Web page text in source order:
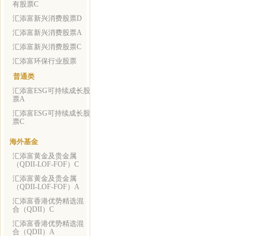
有股票C
汇添富新兴消费股票D
汇添富新兴消费股票A
汇添富新兴消费股票C
汇添富环保行业股票
普通类
汇添富ESG可持续成长股
票A
汇添富ESG可持续成长股
票C
海外基金
汇添富黄金及贵金属
（QDII-LOF-FOF）C
汇添富黄金及贵金属
（QDII-LOF-FOF）A
汇添富香港优势精选混
合（QDII）C
汇添富香港优势精选混
合（QDII）A